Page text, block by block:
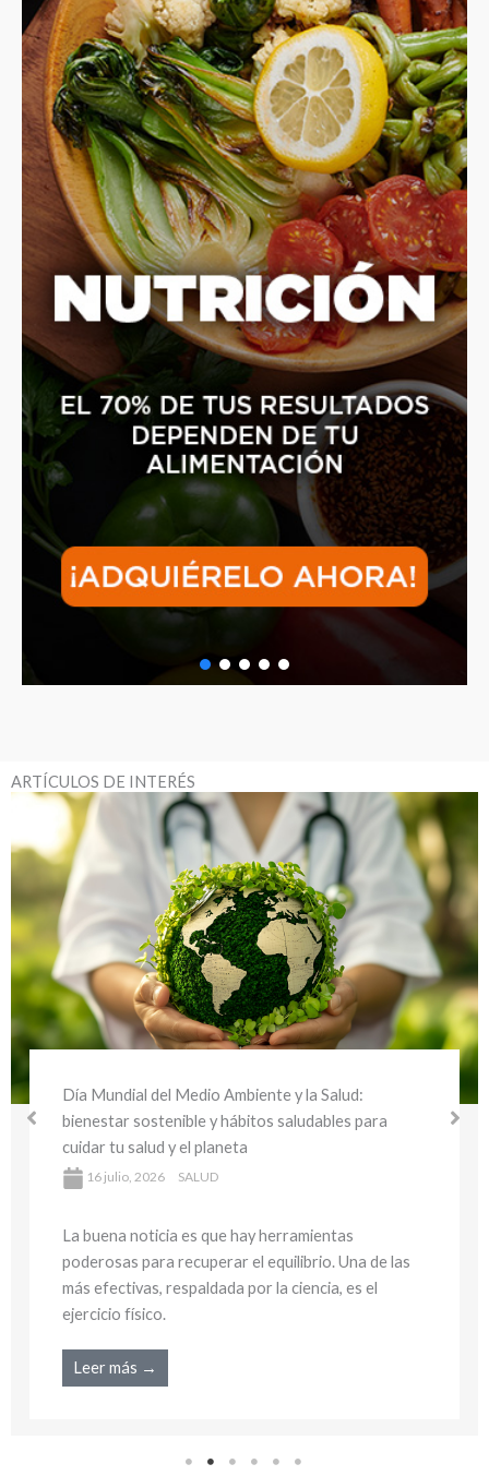
ARTÍCULOS DE INTERÉS
Día Mundial del Medio Ambiente y la Salud:
bienestar sostenible y hábitos saludables para
cuidar tu salud y el planeta
16 julio, 2026 SALUD
La buena noticia es que hay herramientas
poderosas para recuperar el equilibrio. Una de las
más efectivas, respaldada por la ciencia, es el
ejercicio físico.
Leer más →